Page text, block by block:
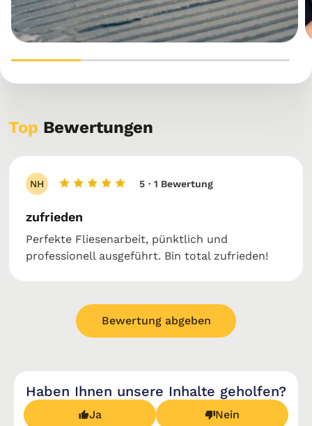
Top Bewertungen
NH 5 · 1 Bewertung
zufrieden
Perfekte Fliesenarbeit, pünktlich und
professionell ausgeführt. Bin total zufrieden!
Bewertung abgeben
Haben Ihnen unsere Inhalte geholfen?
Ja Nein